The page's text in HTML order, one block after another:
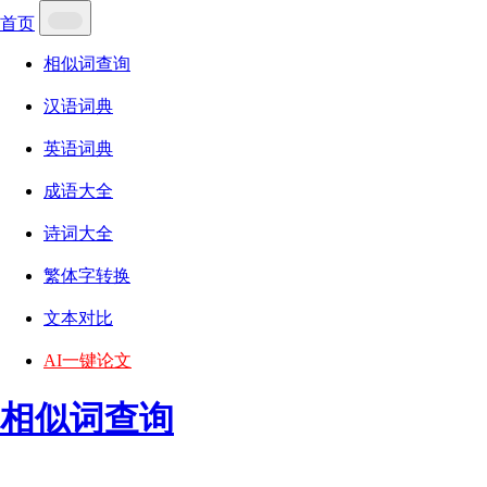
首页
相似词查询
汉语词典
英语词典
成语大全
诗词大全
繁体字转换
文本对比
AI一键论文
相似词查询